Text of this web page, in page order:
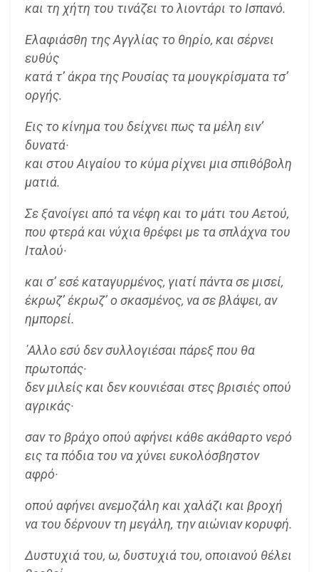
και τη χήτη του τινάζει το λιοντάρι το Ισπανό.
Ελαφιάσθη της Αγγλίας το θηρίο, και σέρνει
ευθύς
κατά τ’ άκρα της Ρουσίας τα μουγκρίσματα τσ’
οργής.
Εις το κίνημα του δείχνει πως τα μέλη ειν’
δυνατά·
και στου Αιγαίου το κύμα ρίχνει μια σπιθόβολη
ματιά.
Σε ξανοίγει από τα νέφη και το μάτι του Αετού,
που φτερά και νύχια θρέφει με τα σπλάχνα του
Ιταλού·
και σ’ εσέ καταγυρμένος, γιατί πάντα σε μισεί,
έκρωζ’ έκρωζ’ ο σκασμένος, να σε βλάψει, αν
ημπορεί.
΄Αλλο εσύ δεν συλλογιέσαι πάρεξ που θα
πρωτοπάς·
δεν μιλείς και δεν κουνιέσαι στες βρισιές οπού
αγρικάς·
σαν το βράχο οπού αφήνει κάθε ακάθαρτο νερό
εις τα πόδια του να χύνει ευκολόσβηστον
αφρό·
οπού αφήνει ανεμοζάλη και χαλάζι και βροχή
να του δέρνουν τη μεγάλη, την αιώνιαν κορυφή.
Δυστυχιά του, ω, δυστυχιά του, οποιανού θέλει